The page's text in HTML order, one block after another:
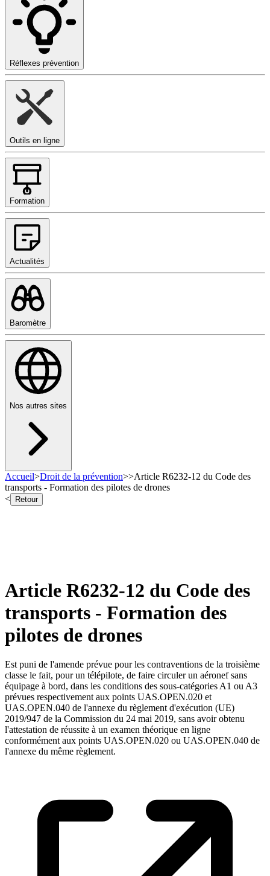
Réflexes prévention
Outils en ligne
Formation
Actualités
Baromètre
Nos autres sites
Accueil>Droit de la prévention>>Article R6232-12 du Code des
transports - Formation des pilotes de drones
<
Retour
Article R6232-12 du Code des
transports - Formation des
pilotes de drones
Est puni de l'amende prévue pour les contraventions de la troisième
classe le fait, pour un télépilote, de faire circuler un aéronef sans
équipage à bord, dans les conditions des sous-catégories A1 ou A3
prévues respectivement aux points UAS.OPEN.020 et
UAS.OPEN.040 de l'annexe du règlement d'exécution (UE)
2019/947 de la Commission du 24 mai 2019, sans avoir obtenu
l'attestation de réussite à un examen théorique en ligne
conformément aux points UAS.OPEN.020 ou UAS.OPEN.040 de
l'annexe du même règlement.